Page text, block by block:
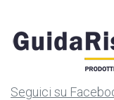
Seguici su